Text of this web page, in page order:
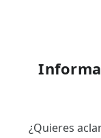
¿Quieres